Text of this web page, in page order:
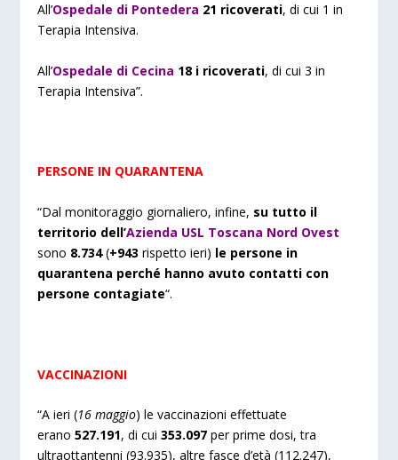
All’Ospedale di Pontedera 21 ricoverati, di cui 1 in
Terapia Intensiva.
All’Ospedale di Cecina 18 i ricoverati, di cui 3 in
Terapia Intensiva”.
PERSONE IN QUARANTENA
“Dal monitoraggio giornaliero, infine, su tutto il
territorio dell’Azienda USL Toscana Nord Ovest
sono 8.734(+943rispetto ieri) le persone in
quarantena perché hanno avuto contatti con
persone contagiate“.
VACCINAZIONI
“A ieri (16 maggio) le vaccinazioni effettuate
erano527.191, di cui353.097per prime dosi, tra
ultraottantenni (93.935), altre fasce d’età (112.247),